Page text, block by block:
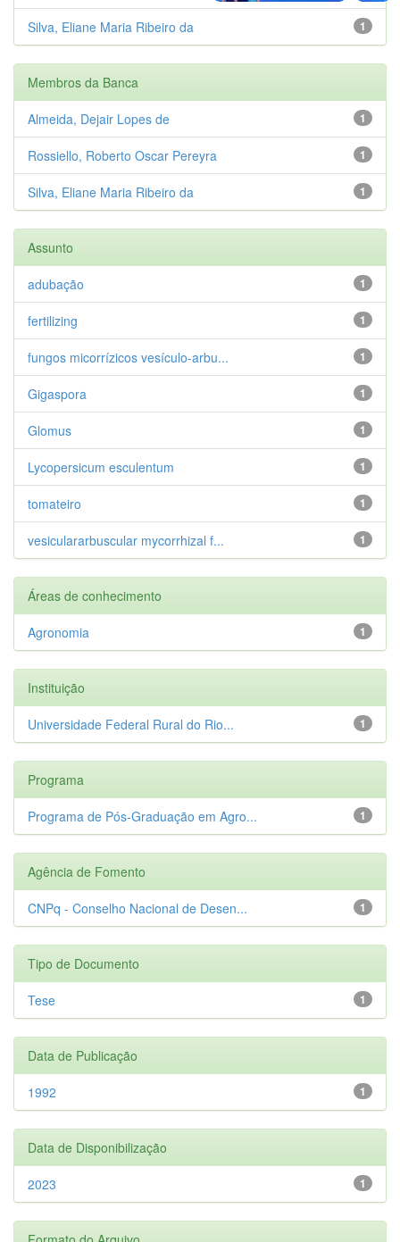
1
Silva, Eliane Maria Ribeiro da
Membros da Banca
1
Almeida, Dejair Lopes de
1
Rossiello, Roberto Oscar Pereyra
1
Silva, Eliane Maria Ribeiro da
Assunto
1
adubação
1
fertilizing
1
fungos micorrízicos vesículo-arbu...
1
Gigaspora
1
Glomus
1
Lycopersicum esculentum
1
tomateiro
1
vesiculararbuscular mycorrhizal f...
Áreas de conhecimento
1
Agronomia
Instituição
1
Universidade Federal Rural do Rio...
Programa
1
Programa de Pós-Graduação em Agro...
Agência de Fomento
1
CNPq - Conselho Nacional de Desen...
Tipo de Documento
1
Tese
Data de Publicação
1
1992
Data de Disponibilização
1
2023